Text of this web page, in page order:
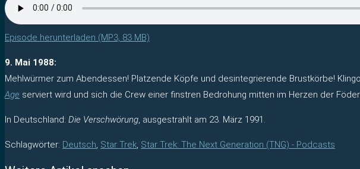
Episode herunterladen (MP3, 83 MB)
9. Mai 1988:
Mehlwürmer zum Abendessen! Platzende Köpfe und desintegrierende Brustkörbe!
Age serviert wird und sich die Crew einer finstren Bedrohung mitten im Herzen der
In Deutschland: Die Verschwörung, ausgestrahlt am 23. März 1991.
Schlagwörter: Deutsch, Star Trek, Star Trek: The Next Generation (TNG) - Podcasts